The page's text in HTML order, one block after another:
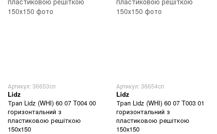
Артикул: 36653сп
Lidz
Трап Lidz (WHI) 60 07 T004 00
горизонтальний з
пластиковою решіткою
150х150
Артикул: 36654сп
Lidz
Трап Lidz (WHI) 60 07 T003 01
горизонтальний з
пластиковою решіткою
150х150